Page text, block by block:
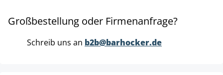
Großbestellung oder Firmenanfrage?
Schreib uns an b2b@barhocker.de